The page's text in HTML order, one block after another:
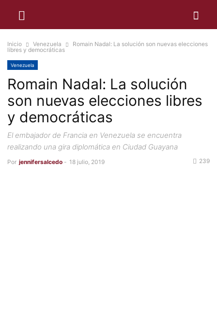
Inicio Venezuela
Romain Nadal: La solución son nuevas elecciones
libres y democráticas
Venezuela
Romain Nadal: La solución
son nuevas elecciones libres
y democráticas
El embajador de Francia en Venezuela se encuentra
realizando una gira diplomática en Ciudad Guayana
Por jennifersalcedo - 18 julio, 2019 239